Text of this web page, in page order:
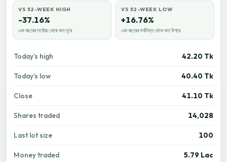
VS 52-WEEK HIGH
-37.16%
এক বছরের সর্বোচ্চ থেকে কত দূরে
VS 52-WEEK LOW
+16.76%
এক বছরের সর্বনিম্ন থেকে কত উপরে
Today’s high 42.20 Tk
Today’s low 40.40 Tk
Close 41.10 Tk
Shares traded 14,028
Last lot size 100
Money traded 5.79 Lac